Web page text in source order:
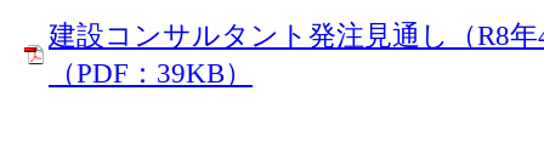
建設コンサルタント発注見通し（R8
（PDF：39KB）